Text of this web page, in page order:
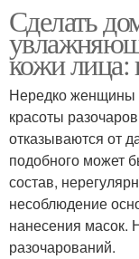
Сделать
кожи лица:
Нередко женщины
красоты
отказываются от
подобного может
состав,
несоблюдение
нанесения масок.
разочарований.